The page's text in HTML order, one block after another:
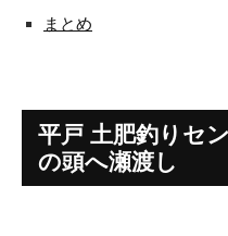
まとめ
平戸 土肥釣りセ
の頭へ瀬渡し